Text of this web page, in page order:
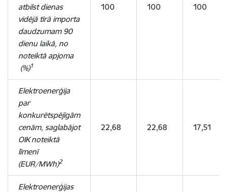
atbilst dienas
vidējā tīrā importa
daudzumam 90
dienu laikā, no
noteiktā apjoma
(%)1
100 100 100
Elektroenerģija
par
konkurētspējīgām
cenām, saglabājot
OIK noteiktā
līmenī
(EUR/MWh)2
22,68 22,68 17,51
Elektroenerģijas